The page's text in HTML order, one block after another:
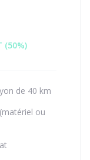
(50%)
de 40 km
ou